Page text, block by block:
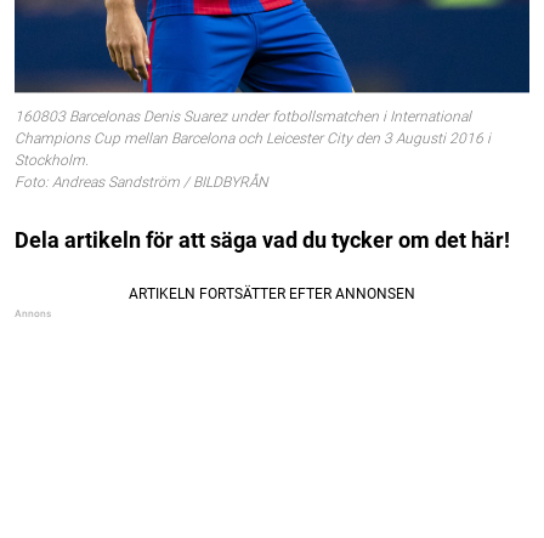
160803 Barcelonas Denis Suarez under fotbollsmatchen i International
Champions Cup mellan Barcelona och Leicester City den 3 Augusti 2016 i
Stockholm.
Foto: Andreas Sandström / BILDBYRÅN
Dela artikeln för att säga vad du tycker om det här!